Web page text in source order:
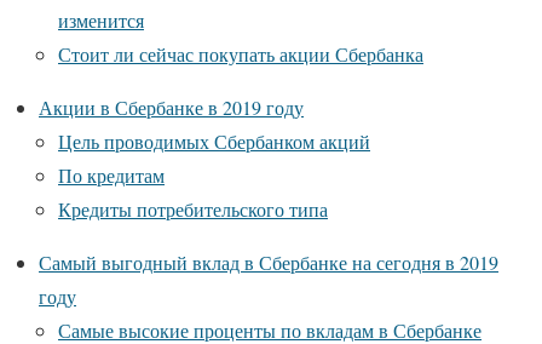
изменится
Стоит ли сейчас покупать акции Сбербанка
Акции в Сбербанке в 2019 году
Цель проводимых Сбербанком акций
По кредитам
Кредиты потребительского типа
Самый выгодный вклад в Сбербанке на сегодня в 2019
году
Самые высокие проценты по вкладам в Сбербанке